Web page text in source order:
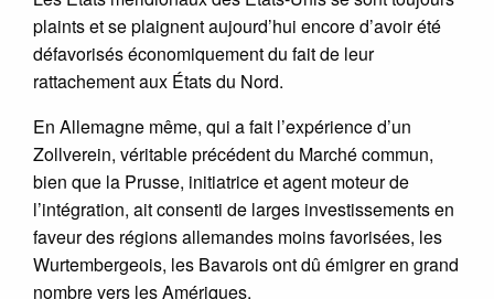
plaints et se plaignent aujourd’hui encore d’avoir été
défavorisés économiquement du fait de leur
rattachement aux États du Nord.
En Allemagne même, qui a fait l’expérience d’un
Zollverein, véritable précédent du Marché commun,
bien que la Prusse, initiatrice et agent moteur de
l’intégration, ait consenti de larges investissements en
faveur des régions allemandes moins favorisées, les
Wurtembergeois, les Bavarois ont dû émigrer en grand
nombre vers les Amériques.